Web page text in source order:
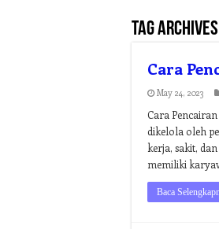
Tag
Cara
May 24, 2023
Cara
dikelola oleh
kerja, sakit,
memiliki
Baca